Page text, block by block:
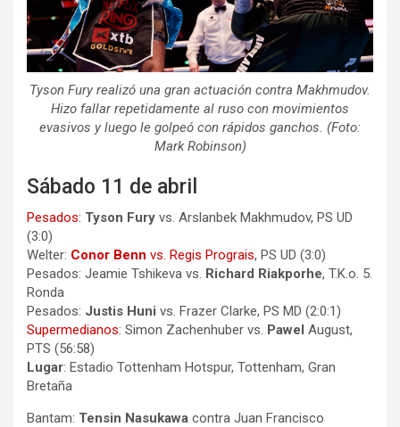
Tyson Fury realizó una gran actuación contra Makhmudov.
Hizo fallar repetidamente al ruso con movimientos
evasivos y luego le golpeó con rápidos ganchos. (Foto:
Mark Robinson)
Sábado 11 de abril
Pesados: Tyson Fury vs. Arslanbek Makhmudov, PS UD
(3:0)
Welter: Conor Benn vs. Regis Prograis, PS UD (3:0)
Pesados: Jeamie Tshikeva vs. Richard Riakporhe, T.K.o. 5.
Ronda
Pesados: Justis Huni vs. Frazer Clarke, PS MD (2:0:1)
Supermedianos: Simon Zachenhuber vs. Pawel August,
PTS (56:58)
Lugar: Estadio Tottenham Hotspur, Tottenham, Gran
Bretaña
Bantam: Tensin Nasukawa contra Juan Francisco